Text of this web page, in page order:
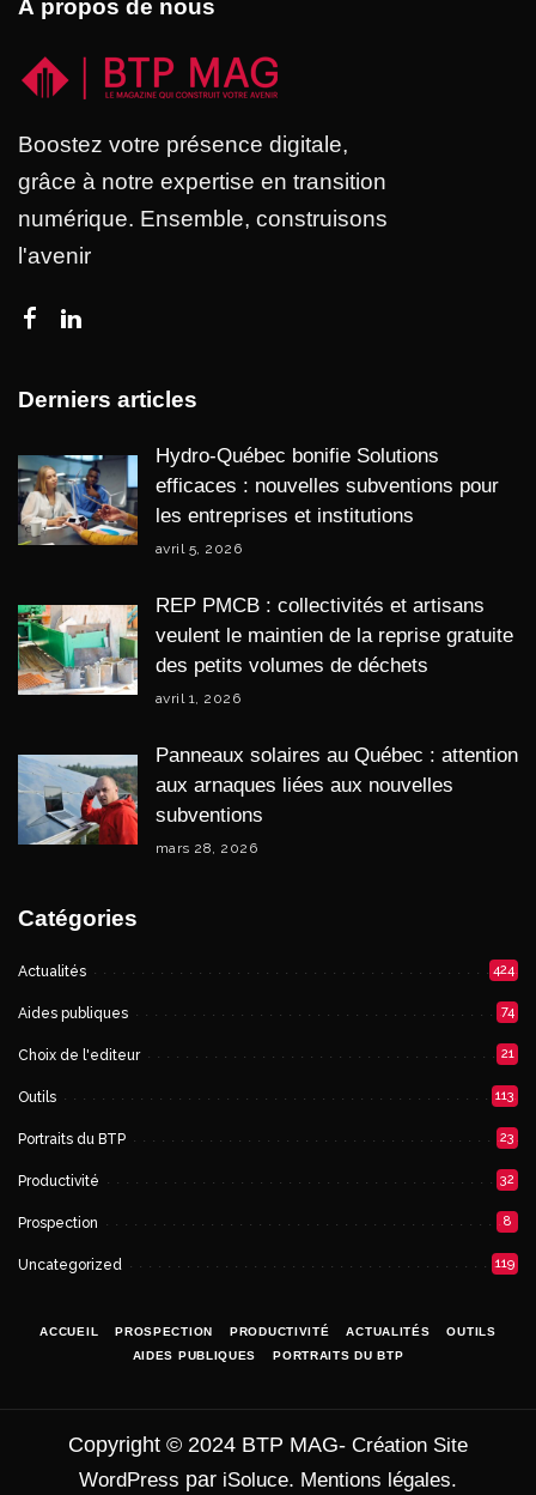
À propos de nous
Boostez votre présence digitale,
grâce à notre expertise en transition
numérique. Ensemble, construisons
l'avenir
Derniers articles
Hydro-Québec bonifie Solutions
efficaces : nouvelles subventions pour
les entreprises et institutions
avril 5, 2026
REP PMCB : collectivités et artisans
veulent le maintien de la reprise gratuite
des petits volumes de déchets
avril 1, 2026
Panneaux solaires au Québec : attention
aux arnaques liées aux nouvelles
subventions
mars 28, 2026
Catégories
Actualités 424
Aides publiques 74
Choix de l'editeur 21
Outils 113
Portraits du BTP 23
Productivité 32
Prospection 8
Uncategorized 119
ACCUEIL PROSPECTION PRODUCTIVITÉ ACTUALITÉS
OUTILS
AIDES PUBLIQUES
PORTRAITS DU BTP
Copyright © 2024 BTP MAG- Création Site
WordPress par iSoluce. Mentions légales.